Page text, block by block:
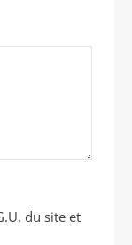
du site et